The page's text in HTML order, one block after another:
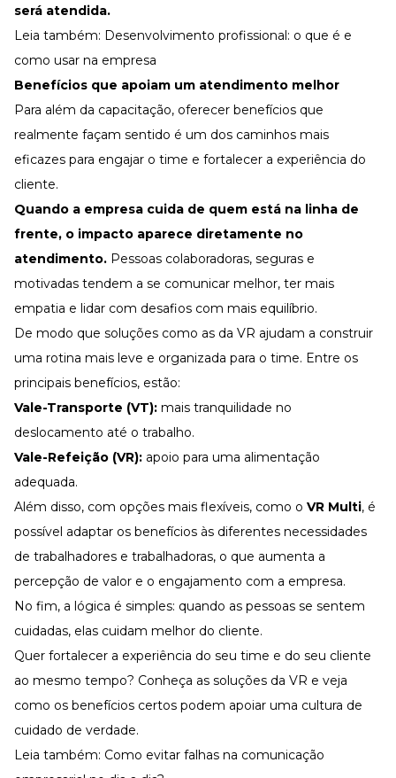
será atendida.
Leia também: Desenvolvimento profissional: o que é e
como usar na empresa
Benefícios que apoiam um atendimento melhor
Para além da capacitação, oferecer benefícios que
realmente façam sentido é um dos caminhos mais
eficazes para engajar o time e fortalecer a experiência do
cliente.
Quando a empresa cuida de quem está na linha de
frente, o impacto aparece diretamente no
atendimento. Pessoas colaboradoras, seguras e
motivadas tendem a se comunicar melhor, ter mais
empatia e lidar com desafios com mais equilíbrio.
De modo que soluções como as da VR ajudam a construir
uma rotina mais leve e organizada para o time. Entre os
principais benefícios, estão:
Vale-Transporte (VT): mais tranquilidade no
deslocamento até o trabalho.
Vale-Refeição (VR): apoio para uma alimentação
adequada.
Além disso, com opções mais flexíveis, como o VR Multi, é
possível adaptar os benefícios às diferentes necessidades
de trabalhadores e trabalhadoras, o que aumenta a
percepção de valor e o engajamento com a empresa.
No fim, a lógica é simples: quando as pessoas se sentem
cuidadas, elas cuidam melhor do cliente.
Quer fortalecer a experiência do seu time e do seu cliente
ao mesmo tempo? Conheça as soluções da VR e veja
como os benefícios certos podem apoiar uma cultura de
cuidado de verdade.
Leia também: Como evitar falhas na comunicação